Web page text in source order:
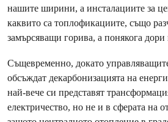
нашите ширини, а инсталациите за
каквито са топлофикациите, също
замърсяващи горива, а понякога
Същевременно, докато
обсъждат декарбонизацията на
най-вече си представят
електричество, но не и в сферата на